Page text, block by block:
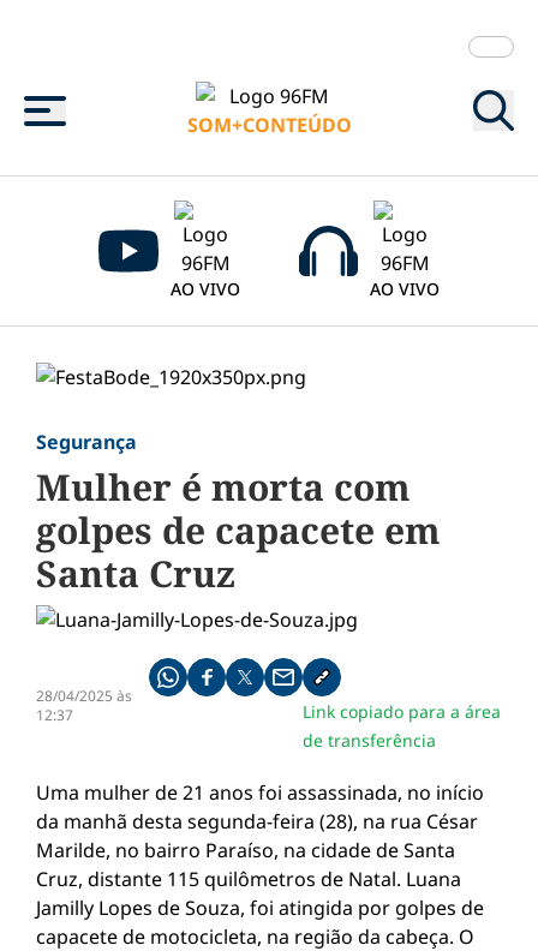
Menu
SOM+CONTEÚDO
AO VIVO AO VIVO
Segurança
Mulher é morta com
golpes de capacete em
Santa Cruz
28/04/2025 às
12:37
Compartilhe pelo whatsapp
Compartilhar no facebook
Compartilhar no twitter
Compartilhe pelo email
Copiar link da notícia
Link copiado para a área
de transferência
Uma mulher de 21 anos foi assassinada, no início
da manhã desta segunda-feira (28), na rua César
Marilde, no bairro Paraíso, na cidade de Santa
Cruz, distante 115 quilômetros de Natal. Luana
Jamilly Lopes de Souza, foi atingida por golpes de
capacete de motocicleta, na região da cabeça. O